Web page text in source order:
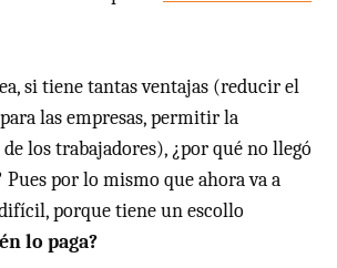
si tiene tantas ventajas (reducir el
las empresas, permitir la
los trabajadores), ¿por qué no llegó
por lo mismo que ahora va a
porque tiene un escollo
lo paga?